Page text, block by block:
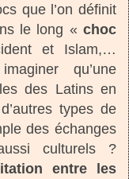
que l’on définit
le long « choc
et Islam,…
qu’une
des Latins en
types de
des échanges
culturels ?
entre les